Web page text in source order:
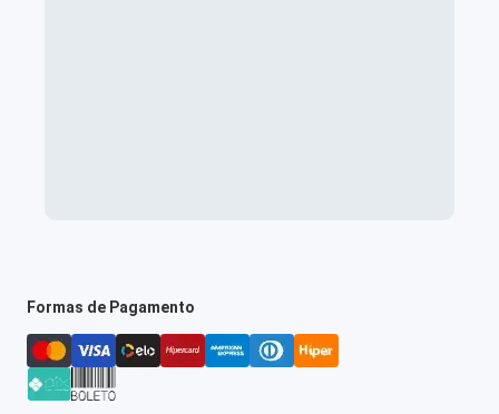
Formas de Pagamento